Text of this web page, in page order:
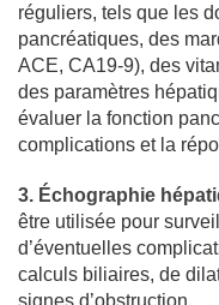
réguliers, tels que les
pancréatiques, des
ACE, CA19-9), des
des paramètres
évaluer la fonction
complications et la
3. Échographie
être utilisée pour
d’éventuelles
calculs biliaires, de
signes d’obstruction.